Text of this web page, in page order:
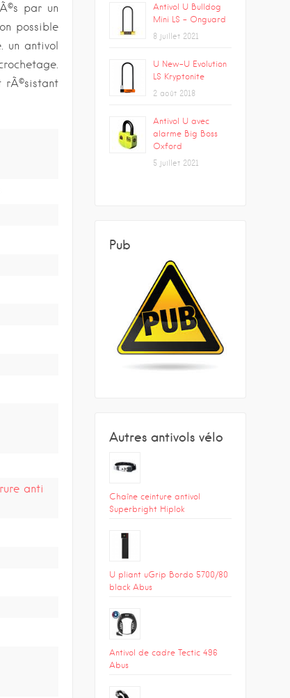
par un
possible
un antivol
rÃ©sistant
anti
Antivol U Bulldog
Mini LS – Onguard
8 juillet 2021
U New-U Evolution
LS Kryptonite
2 août 2018
Antivol U avec
alarme Big Boss
Oxford
5 juillet 2021
Pub
Autres antivols vélo
Chaîne ceinture antivol
Superbright Hiplok
U pliant uGrip Bordo 5700/80
black Abus
Antivol de cadre Tectic 496
Abus